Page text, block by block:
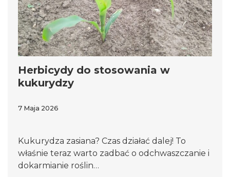
Herbicydy do stosowania w
kukurydzy
7 Maja 2026
Kukurydza zasiana? Czas działać dalej! To
właśnie teraz warto zadbać o odchwaszczanie i
dokarmianie roślin…